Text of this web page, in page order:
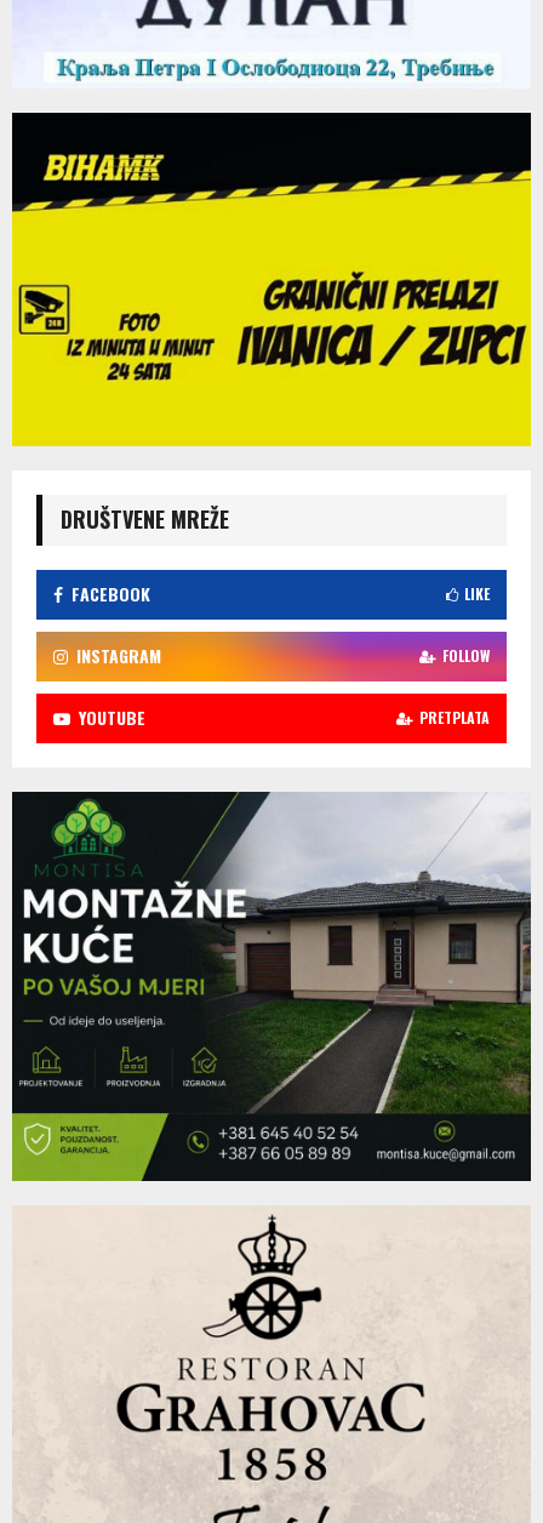
DRUŠTVENE MREŽE
FACEBOOK LIKE
INSTAGRAM FOLLOW
YOUTUBE PRETPLATA